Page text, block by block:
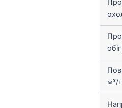
м³/